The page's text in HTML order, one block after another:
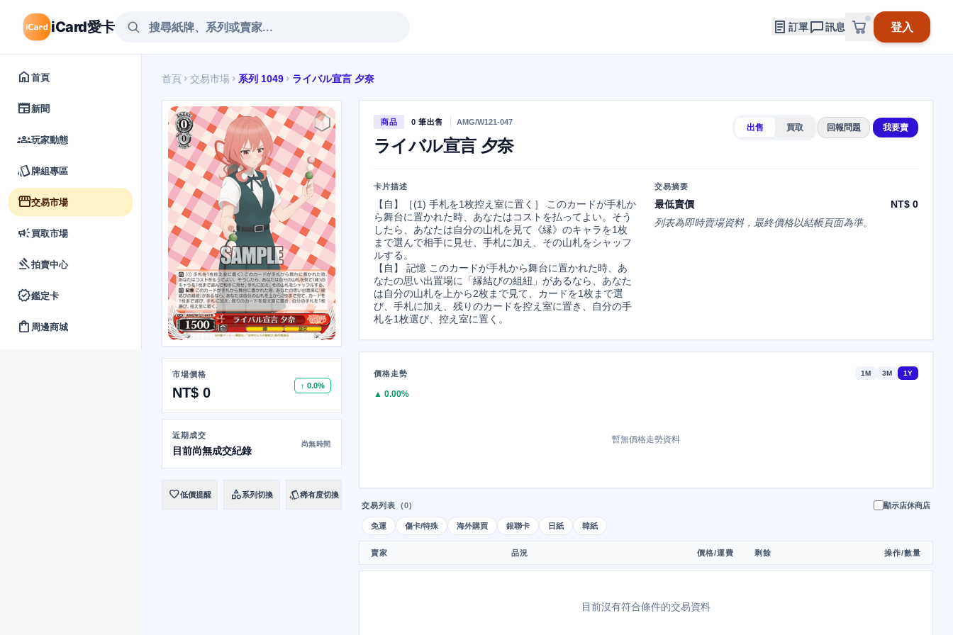
iCard愛卡 訂單 訊息 登入
home首頁
newspaper新聞
groups玩家動態
style牌組專區
storefront交易市場
campaign買取市場
gavel拍賣中心
verified鑑定卡
shopping_bag 周邊商城
首頁 chevron_right 交易市場 chevron_right 系列 1049 chevron_right ライバル宣言 夕奈
市場價格
NT$ 0 ↑ 0.0%
近期成交
目前尚無成交紀錄
尚無時間
favorite低價提醒 category系列切換 style稀有度切換
商品 0 筆出售 AMG/W121-047
ライバル宣言 夕奈
出售 買取 回報問題 我要賣
卡片描述
【自】［(1) 手札を1枚控え室に置く］ このカードが手札か
ら舞台に置かれた時、あなたはコストを払ってよい。そう
したら、あなたは自分の山札を見て《縁》のキャラを1枚
まで選んで相手に見せ、手札に加え、その山札をシャッフ
ルする。
【自】 記憶 このカードが手札から舞台に置かれた時、あ
なたの思い出置場に「縁結びの組紐」があるなら、あなた
は自分の山札を上から2枚まで見て、カードを1枚まで選
び、手札に加え、残りのカードを控え室に置き、自分の手
札を1枚選び、控え室に置く。
交易摘要
最低賣價
NT$ 0
列表為即時賣場資料，最終價格以結帳頁面為準。
價格走勢 1M 3M 1Y
▲ 0.00%
暫無價格走勢資料
交易列表 (0) 顯示店休商店
免運 傷卡/特殊 海外購買 銀聯卡 日紙 韓紙
賣家 品況 價格/運費 剩餘 操作/數量
目前沒有符合條件的交易資料